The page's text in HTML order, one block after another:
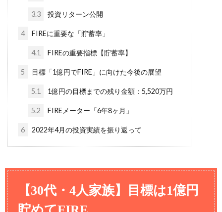
3.3 投資リターン公開
4 FIREに重要な「貯蓄率」
4.1 FIREの重要指標【貯蓄率】
5 目標「1億円でFIRE」に向けた今後の展望
5.1 1億円の目標までの残り金額：5,520万円
5.2 FIREメーター「6年8ヶ月」
6 2022年4月の投資実績を振り返って
【30代・4人家族】目標は1億円